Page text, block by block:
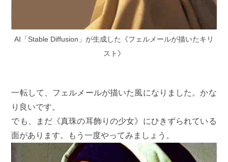
AI「Stable Diffusion」が生成した《フェルメールが描いたキリ
スト》
一転して、フェルメールが描いた風になりました。かな
り良いです。
でも、まだ《真珠の耳飾りの少女》にひきずられている
面があります。もう一度やってみましょう。